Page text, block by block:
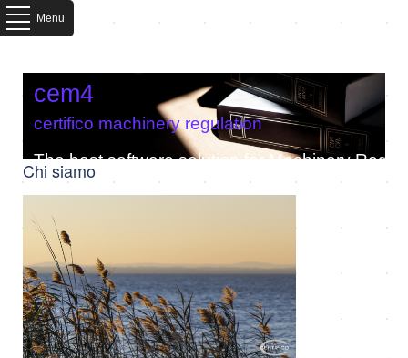
Menu
cem4
certifico machinery regulation
The best software solution for Machinery
Chi siamo